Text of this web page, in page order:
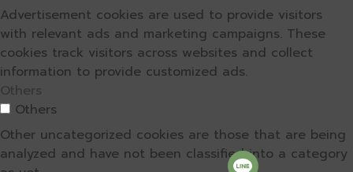
Advertisement cookies are used to provide visitors
with relevant ads and marketing campaigns. These
cookies track visitors across websites and collect
information to provide customized ads.
Others
Others
Other uncategorized cookies are those that are being
analyzed and have not been classified into a category